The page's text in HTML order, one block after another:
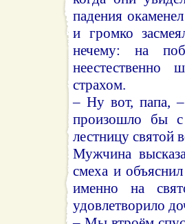
падения
и громко
нечему: на
неестественно
страхом.
– Ну вот, папа,
произошло бы
лестницу святой
Мужчина
смеха и
именно на
удовлетворило